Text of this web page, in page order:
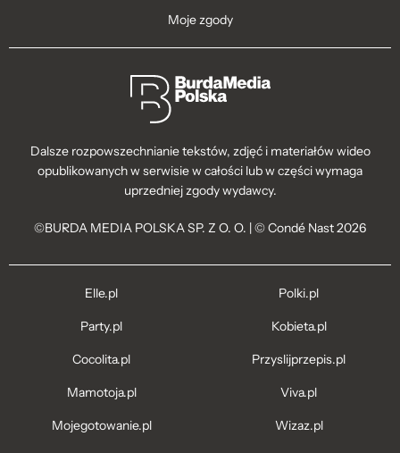
Moje zgody
Dalsze rozpowszechnianie tekstów, zdjęć i materiałów wideo
opublikowanych w serwisie w całości lub w części wymaga
uprzedniej zgody wydawcy.
©BURDA MEDIA POLSKA SP. Z O. O. | © Condé Nast 2026
Elle.pl
Party.pl
Cocolita.pl
Mamotoja.pl
Mojegotowanie.pl
Polki.pl
Kobieta.pl
Przyslijprzepis.pl
Viva.pl
Wizaz.pl